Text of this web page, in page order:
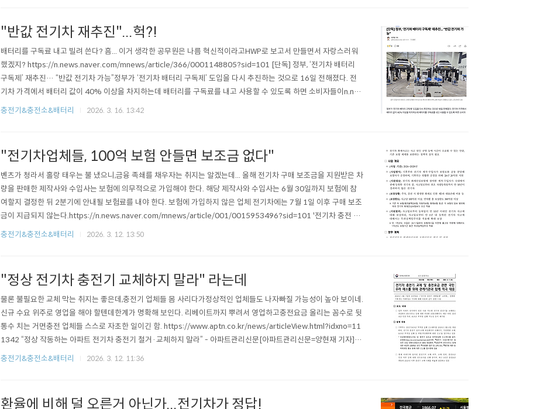
"반값 전기차 재추진"...헉?!
배터리를 구독료 내고 빌려 쓴다? 흠... 이거 생각한 공무원은 나름 혁신적이라고HWP로 보고서 만들면서 자랑스러워
했겠지? https://n.news.naver.com/mnews/article/366/0001148805?sid=101 [단독] 정부, ‘전기차 배터리
구독제’ 재추진… “반값 전기차 가능”정부가 ‘전기차 배터리 구독제’ 도입을 다시 추진하는 것으로 16일 전해졌다. 전
기차 가격에서 배터리 값이 40% 이상을 차지하는데 배터리를 구독료를 내고 사용할 수 있도록 하면 소비자들이n.ne
ws.naver.com 현 정권, 항상 내 생각보다 훨씬 더 어마어마한 자들이 많은 것이세상살이지 뭐. Meritocrat @ it's el
충전기&충전소&배터리 2026. 3. 16. 13:42
"전기차업체들, 100억 보험 안들면 보조금 없다"
벤츠가 청라서 홀랑 태우는 불 냈으니,금융 족쇄를 채우자는 취지는 알겠는데... 올해 전기차 구매 보조금을 지원받은 차
량을 판매한 제작사와 수입사는 보험에 의무적으로 가입해야 한다. 해당 제작사와 수입사는 6월 30일까지 보험에 참
여할지 결정한 뒤 2분기에 안내될 보험료를 내야 한다. 보험에 가입하지 않은 업체 전기차에는 7월 1일 이후 구매 보조
금이 지급되지 않는다.https://n.news.naver.com/mnews/article/001/0015953496?sid=101 '전기차 충전 중
화재' 대물피해 100억원 보장…보험사업자 공모전기차를 충전하거나 주차해뒀을 때 발생한 화재로 제3자의 재물에
충전기&충전소&배터리 2026. 3. 12. 13:50
"정상 전기차 충전기 교체하지 말라" 라는데
물론 불필요한 교체 막는 취지는 좋은데,충전기 업체들 몸 사리다가정상적인 업체들도 나자빠질 가능성이 높아 보이네.
신규 수요 위주로 영업을 해야 할텐데한계가 명확해 보인다. 리베이트까지 뿌려서 영업하고충전요금 올리는 꼼수로 뒷
통수 치는 거면충전 업체들 스스로 자초한 일이긴 함. https://www.aptn.co.kr/news/articleView.html?idxno=11
1342 “정상 작동하는 아파트 전기차 충전기 철거·교체하지 말라” - 아파트관리신문[아파트관리신문=양현재 기자] 정
상 사용할 수 있는 전기차 충전기를 ‘사용연수 5년 경과’ 등의 이유로 철거 후 국고보조금을 지원받아 신규 충전기로 교
충전기&충전소&배터리 2026. 3. 12. 11:36
환율에 비해 덜 오른거 아닌가...전기차가 정답!